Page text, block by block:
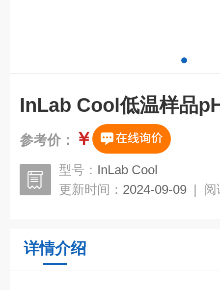
InLab Cool低温样品
参考价： ￥
型号： InLab Cool
更新时间： 2024-09-09 | 阅
详情介绍